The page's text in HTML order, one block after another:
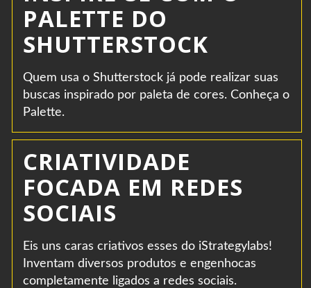
PALETTE DO
SHUTTERSTOCK
Quem usa o Shutterstock já pode realizar suas
buscas inspirado por paleta de cores. Conheça o
Palette.
CRIATIVIDADE
FOCADA EM REDES
SOCIAIS
Eis uns caras criativos esses do iStrategylabs!
Inventam diversos produtos e engenhocas
completamente ligados a redes sociais.